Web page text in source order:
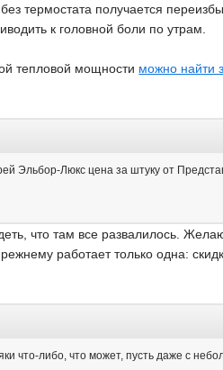
термостата получается
к головной боли по утрам.
тепловой мощности можно найти
Эльбор-Люкс цена за штуку от
что там все развалилось.
работает только одна:
что-либо, что может, пусть даже с